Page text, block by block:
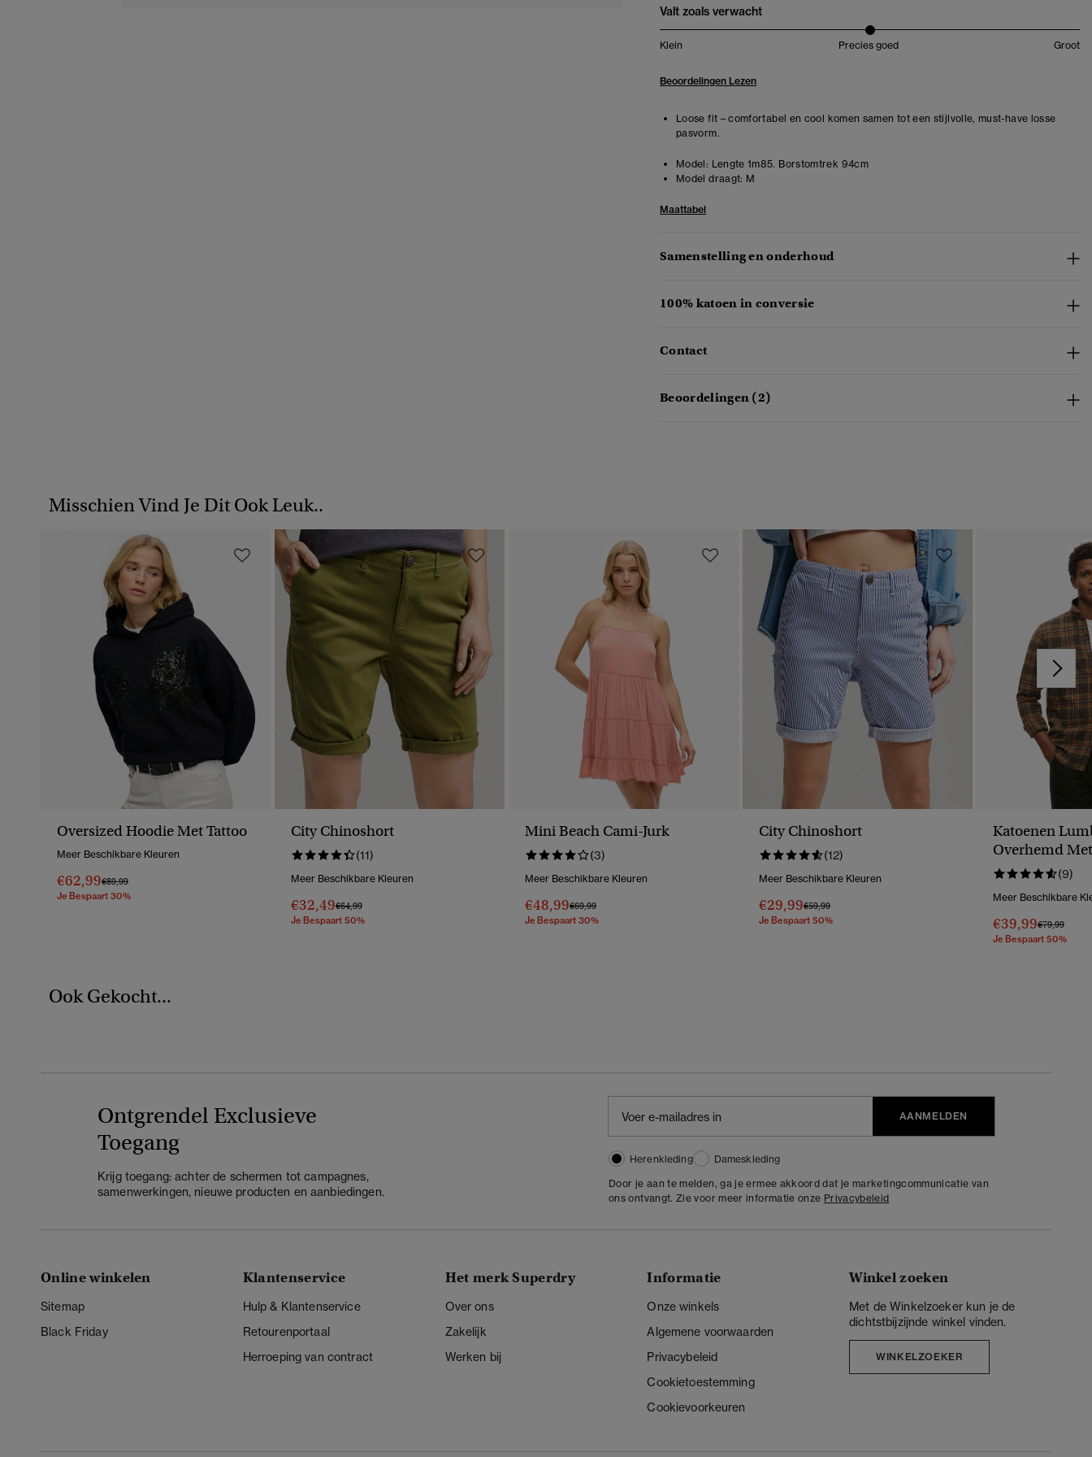
Valt zoals verwacht
Klein Precies goed Groot
Beoordelingen Lezen
Loose fit – comfortabel en cool komen samen tot een stijlvolle, must-have losse
pasvorm.
Model: Lengte 1m85. Borstomtrek 94cm
Model draagt: M
Maattabel
Samenstelling en onderhoud
100% katoen in conversie
Contact
Beoordelingen (2)
Misschien Vind Je Dit Ook Leuk..
Oversized Hoodie Met Tattoo
Meer Beschikbare Kleuren
€62,99Prijs Verlaagd Van
€89,99Naar
Je Bespaart 30%
City Chinoshort
(11)
Meer Beschikbare Kleuren
€32,49Prijs Verlaagd Van
€64,99Naar
Je Bespaart 50%
Mini Beach Cami-Jurk
(3)
Meer Beschikbare Kleuren
€48,99Prijs Verlaagd Van
€69,99Naar
Je Bespaart 30%
City Chinoshort
(12)
Meer Beschikbare Kleuren
€29,99Prijs Verlaagd Van
€59,99Naar
Je Bespaart 50%
Katoenen
Overhemd
Mouwen (9)
Meer Beschikbare
€39,99Prijs
€79,99Naar
Je Bespaart 50%
Ook Gekocht...
Ontgrendel Exclusieve
Toegang
Krijg toegang: achter de schermen tot campagnes,
samenwerkingen, nieuwe producten en aanbiedingen.
AANMELDEN
Herenkleding
Dameskleding
Door je aan te melden, ga je ermee akkoord dat je marketingcommunicatie van
ons ontvangt. Zie voor meer informatie onze Privacybeleid
Online winkelen
Sitemap
Black Friday
Klantenservice
Hulp & Klantenservice
Retourenportaal
Herroeping van contract
Het merk Superdry
Over ons
Zakelijk
Werken bij
Informatie
Onze winkels
Algemene voorwaarden
Privacybeleid
Cookietoestemming
Cookievoorkeuren
Winkel zoeken
Met de Winkelzoeker kun je de
dichtstbijzijnde winkel vinden.
WINKELZOEKER